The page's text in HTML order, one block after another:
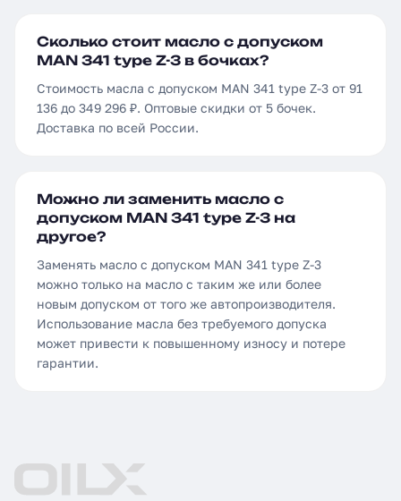
Сколько стоит масло с допуском
MAN 341 type Z-3 в бочках?
Стоимость масла с допуском MAN 341 type Z-3 от 91
136 до 349 296 ₽. Оптовые скидки от 5 бочек.
Доставка по всей России.
Можно ли заменить масло с
допуском MAN 341 type Z-3 на
другое?
Заменять масло с допуском MAN 341 type Z-3
можно только на масло с таким же или более
новым допуском от того же автопроизводителя.
Использование масла без требуемого допуска
может привести к повышенному износу и потере
гарантии.